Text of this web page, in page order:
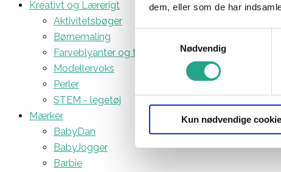
dem, eller som de har
Nødvendig
Kun nødvendige
Kreativt og Lærerigt
Aktivitetsbøger
Børnemaling
Farveblyanter og tuscher
Modellervoks
Perler
STEM - legetøj
Mærker
BabyDan
BabyJogger
Barbie